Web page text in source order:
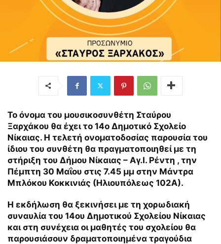
Το όνομα του μουσικοσυνθέτη Σταύρου
Ξαρχάκου θα έχει το 14ο Δημοτικό Σχολείο
Νίκαιας. Η τελετή ονοματοδοσίας παρουσία του
ίδιου του συνθέτη θα πραγματοποιηθεί με τη
στήριξη του Δήμου Νίκαιας – Αγ.Ι. Ρέντη , την
Πέμπτη 30 Μαΐου στις 7.45 μμ στην Μάντρα
Μπλόκου Κοκκινιάς (Ηλιουπόλεως 102Α).
Η εκδήλωση θα ξεκινήσει με τη χορωδιακή
συναυλία του 14ου Δημοτικού Σχολείου Νίκαιας
και στη συνέχεια οι μαθητές του σχολείου θα
παρουσιάσουν δραματοποιημένα τραγούδια